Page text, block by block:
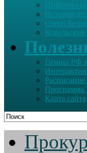
История
Озеро Белое
Гимны РФ
Программа
Карта сайта